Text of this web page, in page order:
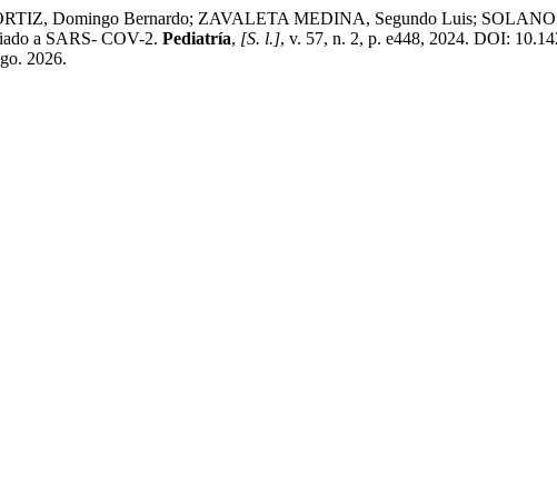
Domingo Bernardo; ZAVALETA MEDINA, Segundo Luis; SOLANO
a SARS- COV-2. Pediatría, [S. l.], v. 57, n. 2, p. e448, 2024. DOI:
2026.